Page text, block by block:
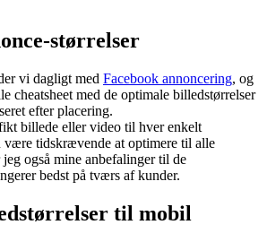
størrelser
vi dagligt med Facebook annoncering, og
cheatsheet med de optimale billedstørrelser
efter placering.
billede eller video til hver enkelt
være tidskrævende at optimere til alle
også mine anbefalinger til de
bedst på tværs af kunder.
til mobil